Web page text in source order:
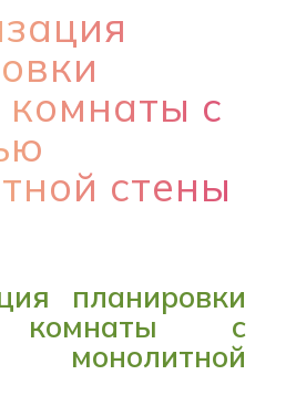
с
стены
планировки
комнаты с
монолитной